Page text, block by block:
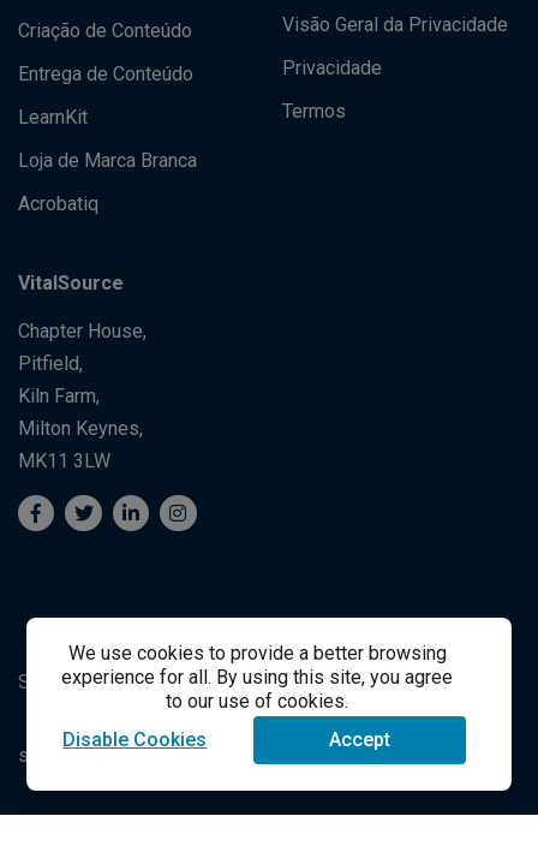
We use cookies to provide a better browsing
experience for all. By using this site, you agree
to our use of cookies.
Disable Cookies
Accept
Criação de Conteúdo
Entrega de Conteúdo
LearnKit
Loja de Marca Branca
Acrobatiq
Visão Geral da Privacidade
Privacidade
Termos
VitalSource
Chapter House,
Pitfield,
Kiln Farm,
Milton Keynes,
MK11 3LW
Suporte ao Estudante Student Support
success@vitalsource.com